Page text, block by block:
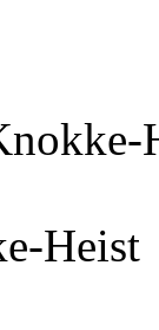
Heist